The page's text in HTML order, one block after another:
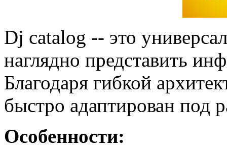
Dj catalog -- это
наглядно представить
Благодаря гибкой
быстро адаптирован под
Особенности: